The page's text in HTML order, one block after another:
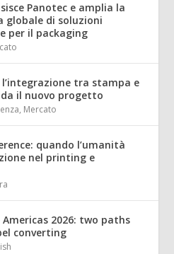
Panotec e amplia la
globale di soluzioni
per il packaging
l’integrazione tra stampa e
il nuovo progetto
, Mercato
quando l’umanità
nel printing e
2026: two paths
converting